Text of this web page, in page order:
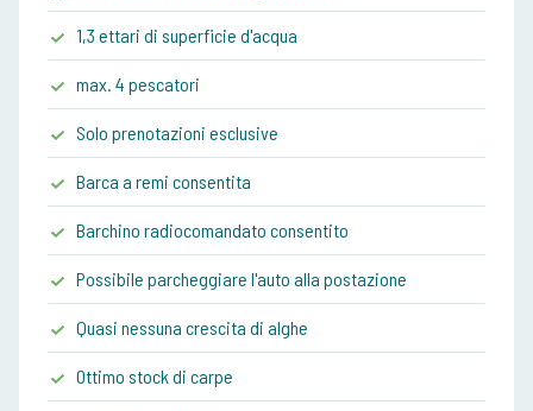
1,3 ettari di superficie d'acqua
max. 4 pescatori
Solo prenotazioni esclusive
Barca a remi consentita
Barchino radiocomandato consentito
Possibile parcheggiare l'auto alla postazione
Quasi nessuna crescita di alghe
Ottimo stock di carpe